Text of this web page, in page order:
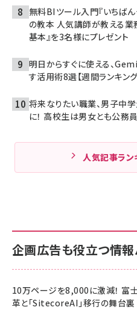
無料BIツール入門『いちば
の教本 人気講師が教える業
基本』を3名様にプレゼント
明日からすぐに使える、
す活用術8選【週間ランキング
将来なりたい職業、男子中
に！ 高校生は男女とも公務
人気記事ラン
企画広告も役立つ情報
10万ページを8,000に激減！ 富
革と「SitecoreAI」移行の舞台裏